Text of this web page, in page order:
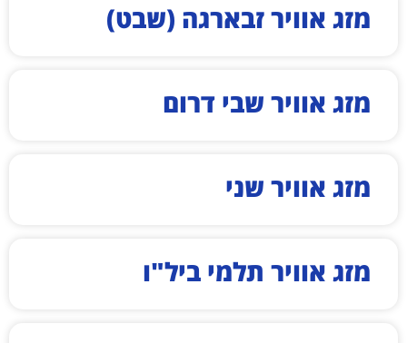
מזג אוויר זבארגה (שבט)
מזג אוויר שבי דרום
מזג אוויר שני
מזג אוויר תלמי ביל"ו